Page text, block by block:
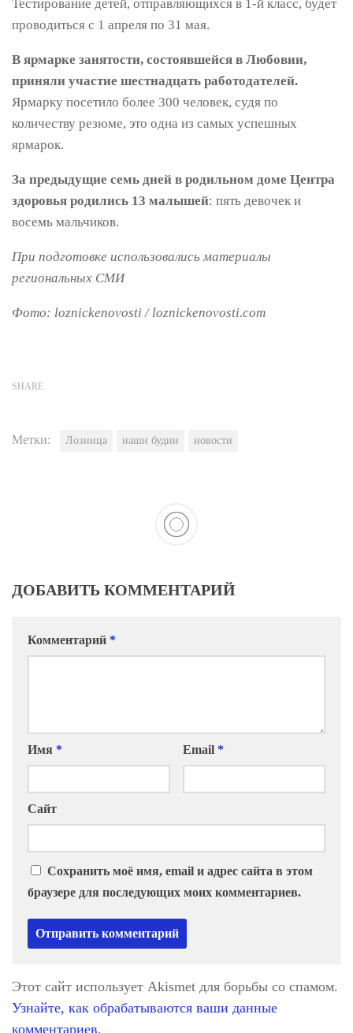
Тестирование детей, отправляющихся в 1-й класс, будет
проводиться с 1 апреля по 31 мая.
В ярмарке занятости, состоявшейся в Любовии,
приняли участие шестнадцать работодателей.
Ярмарку посетило более 300 человек, судя по
количеству резюме, это одна из самых успешных
ярмарок.
За предыдущие семь дней в родильном доме Центра
здоровья родились 13 малышей: пять девочек и
восемь мальчиков.
При подготовке использовались материалы
региональных СМИ
Фото: loznickenovosti / loznickenovosti.com
SHARE
Метки: Лозница наши будни новости
ДОБАВИТЬ КОММЕНТАРИЙ
Комментарий *
Имя * Email *
Сайт
Сохранить моё имя, email и адрес сайта в этом
браузере для последующих моих комментариев.
Этот сайт использует Akismet для борьбы со спамом.
Узнайте, как обрабатываются ваши данные
комментариев.